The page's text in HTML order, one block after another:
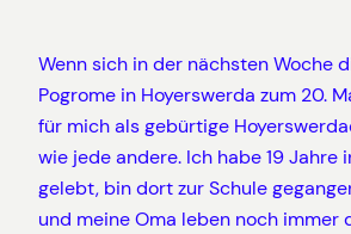
Wenn sich in der nächsten Woche
Pogrome in Hoyerswerda zum 20.
für mich als gebürtige
wie jede andere. Ich habe 19 Jahre
gelebt, bin dort zur Schule
und meine Oma leben noch immer